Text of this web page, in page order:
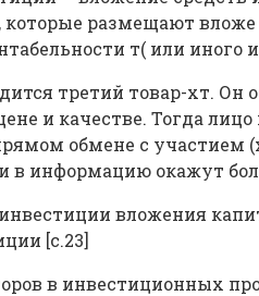
размещают
т( или иного
третий товар-хт. Он
и качестве. Тогда
обмене с участием
информацию окажут
вложения
[c.23]
в инвестиционных